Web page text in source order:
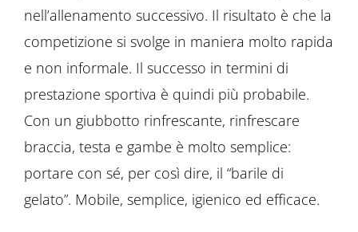
nell’allenamento successivo. Il risultato è che la
competizione si svolge in maniera molto rapida
e non informale. Il successo in termini di
prestazione sportiva è quindi più probabile.
Con un giubbotto rinfrescante, rinfrescare
braccia, testa e gambe è molto semplice:
portare con sé, per così dire, il “barile di
gelato”. Mobile, semplice, igienico ed efficace.